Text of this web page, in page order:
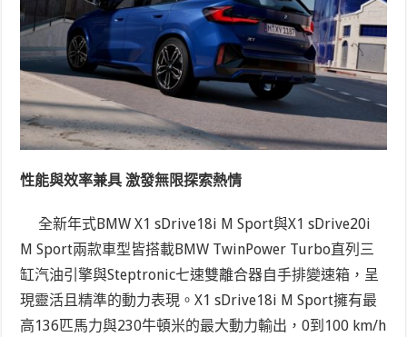
性能與效率兼具 激發無限探索熱情
全新年式BMW X1 sDrive18i M Sport與X1 sDrive20i
M Sport兩款車型皆搭載BMW TwinPower Turbo直列三
缸汽油引擎與Steptronic七速雙離合器自手排變速箱，呈
現靈活且精準的動力表現。X1 sDrive18i M Sport擁有最
高136匹馬力與230牛頓米的最大動力輸出，0到100 km/h